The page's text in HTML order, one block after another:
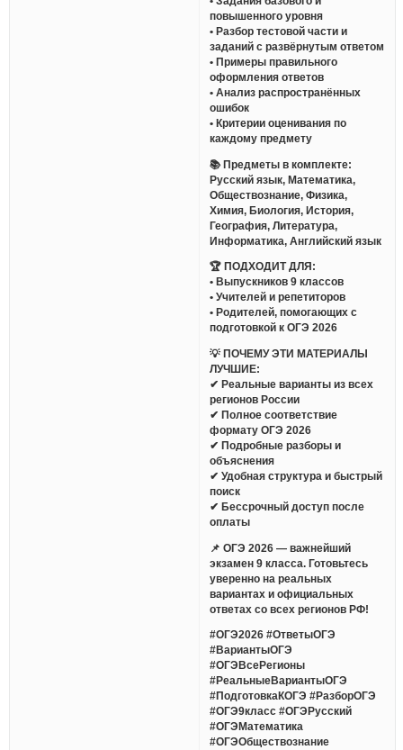
повышенного уровня
• Разбор тестовой части и
заданий с развёрнутым ответом
• Примеры правильного
оформления ответов
• Анализ распространённых
ошибок
• Критерии оценивания по
каждому предмету
📚 Предметы в комплекте:
Русский язык, Математика,
Обществознание, Физика,
Химия, Биология, История,
География, Литература,
Информатика, Английский язык
🏆 ПОДХОДИТ ДЛЯ:
• Выпускников 9 классов
• Учителей и репетиторов
• Родителей, помогающих с
подготовкой к ОГЭ 2026
💡 ПОЧЕМУ ЭТИ МАТЕРИАЛЫ
ЛУЧШИЕ:
✔ Реальные варианты из всех
регионов России
✔ Полное соответствие
формату ОГЭ 2026
✔ Подробные разборы и
объяснения
✔ Удобная структура и быстрый
поиск
✔ Бессрочный доступ после
оплаты
📌 ОГЭ 2026 — важнейший
экзамен 9 класса. Готовьтесь
уверенно на реальных
вариантах и официальных
ответах со всех регионов РФ!
#ОГЭ2026 #ОтветыОГЭ
#ВариантыОГЭ
#ОГЭВсеРегионы
#РеальныеВариантыОГЭ
#ПодготовкаКОГЭ #РазборОГЭ
#ОГЭ9класс #ОГЭРусский
#ОГЭМатематика
#ОГЭОбществознание